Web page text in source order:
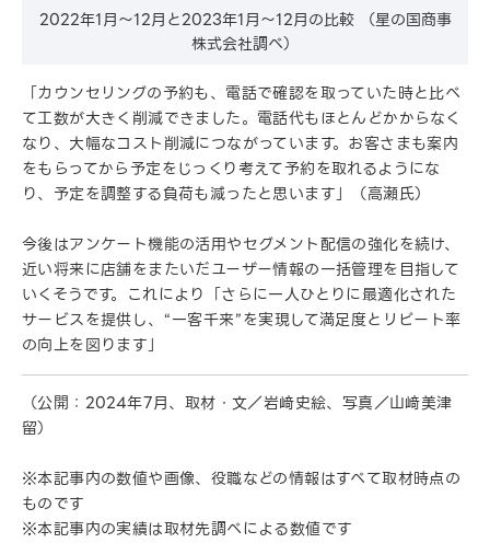
2022年1月〜12月と2023年1月〜12月の比較 （星の国商事
株式会社調べ）
「カウンセリングの予約も、電話で確認を取っていた時と比べ
て工数が大きく削減できました。電話代もほとんどかからなく
なり、大幅なコスト削減につながっています。お客さまも案内
をもらってから予定をじっくり考えて予約を取れるようにな
り、予定を調整する負荷も減ったと思います」（高瀬氏）
今後はアンケート機能の活用やセグメント配信の強化を続け、
近い将来に店舗をまたいだユーザー情報の一括管理を目指して
いくそうです。これにより「さらに一人ひとりに最適化された
サービスを提供し、“一客千来”を実現して満足度とリピート率
の向上を図ります」
（公開：2024年7月、取材・文／岩﨑史絵、写真／山﨑美津
留）
※本記事内の数値や画像、役職などの情報はすべて取材時点の
ものです
※本記事内の実績は取材先調べによる数値です